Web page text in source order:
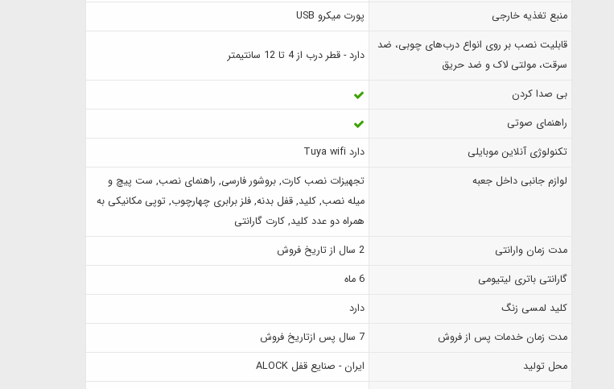
منبع تغذیه خارجی
پورت میکرو USB
قابلیت نصب بر روی انواع درب‌های چوبی، ضد
سرقت، مولتی لاک و ضد حریق
دارد - قطر درب از 4 تا 12 سانتیمتر
بی صدا کردن
راهنمای صوتی
تکنولوژی آنلاین موبایلی
دارد Tuya wifi
لوازم جانبی داخل جعبه
تجهیزات نصب کارت, بروشور فارسی, راهنمای نصب, ست پیچ و
میله نصب, کلید, قفل بدنه, فلز برابری چهارچوب, توپی مکانیکی به
همراه دو عدد کلید, کارت گارانتی
مدت زمان وارانتی
2 سال از تاریخ فروش
گارانتی باتری لیتیومی
6 ماه
کلید لمسی زنگ
دارد
مدت زمان خدمات پس از فروش
7 سال پس ازتاریخ فروش
محل تولید
ایران - صنایع قفل ALOCK